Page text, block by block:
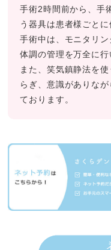
手術2時間前から、手
う器具は患者様ごと
手術中は、モニタリン
体調の管理を万全に行
また、笑気鎮静法を
らぎ、意識がありな
ております。